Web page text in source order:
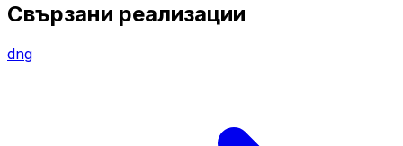
Свързани реализации
dng